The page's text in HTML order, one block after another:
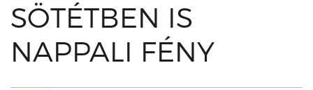
SÖTÉTBEN IS
NAPPALI FÉNY